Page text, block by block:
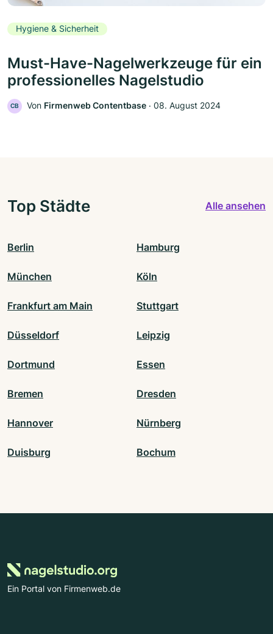
Hygiene & Sicherheit
Must-Have-Nagelwerkzeuge für ein
professionelles Nagelstudio
CB Von Firmenweb Contentbase ‧ 08. August 2024
Top Städte Alle ansehen
Berlin Hamburg
München Köln
Frankfurt am Main Stuttgart
Düsseldorf Leipzig
Dortmund Essen
Bremen Dresden
Hannover Nürnberg
Duisburg Bochum
Ein Portal von Firmenweb.de